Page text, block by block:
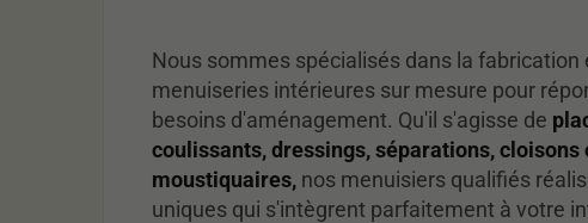
Nous sommes spécialisés dans la fabrication
menuiseries intérieures sur mesure pour
besoins d'aménagement. Qu'il s'agisse de
coulissants, dressings, séparations, cloisons
moustiquaires, nos menuisiers qualifiés
uniques qui s'intègrent parfaitement à votre